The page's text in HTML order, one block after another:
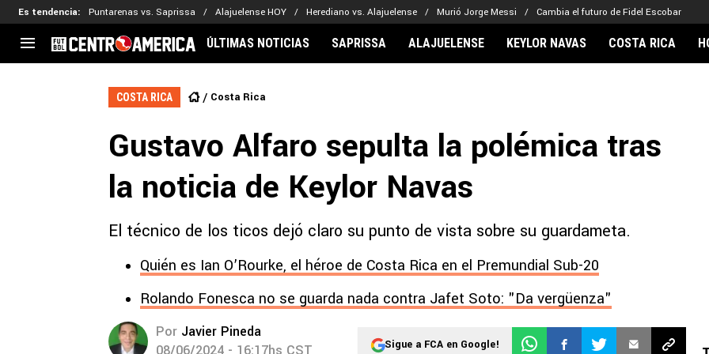
Es tendencia: Puntarenas vs. Saprissa Alajuelense HOY Herediano vs. Alajuelense Murió Jorge Messi Cambia el futuro de Fidel Escobar
CENTROAMÉRICA
CONCACAF
Liga de Naciones
Copa de Campeones
MLS
Kervin Arriaga
Adalberto Carrasquilla
Nathaniel Méndez-Laing
Alajuelense
Olimpia
Real Estelí
Noticias
ÚLTIMAS NOTICIAS SAPRISSA ALAJUELENSE KEYLOR NAVAS COSTA RICA
COSTA RICA Costa Rica
Gustavo Alfaro sepulta la polémica tras
la noticia de Keylor Navas
El técnico de los ticos dejó claro su punto de vista sobre su guardameta.
Quién es Ian O’Rourke, el héroe de Costa Rica en el Premundial Sub-20
Rolando Fonesca no se guarda nada contra Jafet Soto: "Da vergüenza"
Por Javier Pineda
Sigue a FCA en Google!